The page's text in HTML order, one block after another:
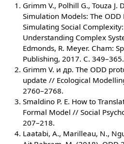
Grimm V., Polhill G., Touza J.
Simulation Models: The
Simulating Social
Understanding Complex
Edmonds, R. Meyer. Cham:
Publishing, 2017. С. 349–365.
Grimm V. и др. The ODD
update // Ecological
2760–2768.
Smaldino P. E. How to
Formal Model // Social
207–218.
Laatabi, A., Marilleau, N.,